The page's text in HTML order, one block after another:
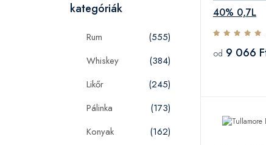
kategóriák
Rum
(555)
Whiskey
(384)
Likőr
(245)
Pálinka
(173)
Konyak
(162)
40% 0,7L
od 9 066